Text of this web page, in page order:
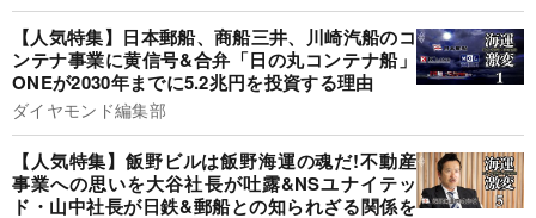
【人気特集】日本郵船、商船三井、川崎汽船のコ
ンテナ事業に黄信号&合弁「日の丸コンテナ船」
ONEが2030年までに5.2兆円を投資する理由
ダイヤモンド編集部
【人気特集】飯野ビルは飯野海運の魂だ!不動産
事業への思いを大谷社長が吐露&NSユナイテッ
ド・山中社長が日鉄&郵船との知られざる関係を